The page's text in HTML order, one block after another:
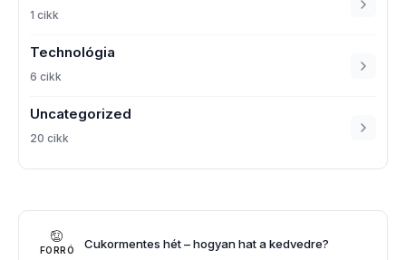
1 cikk
Technológia
6 cikk
Uncategorized
20 cikk
FORRÓ Cukormentes hét – hogyan hat a kedvedre?